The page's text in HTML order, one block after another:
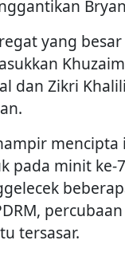
yang
dan Zikri
mencipta
pada minit ke-
tersasar.